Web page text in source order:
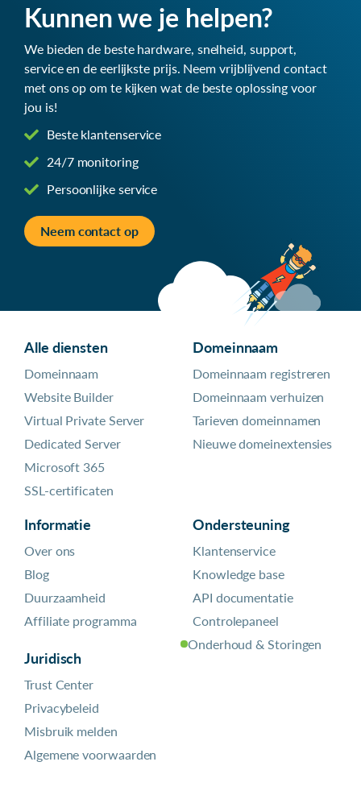
Kunnen we je helpen?
We bieden de beste hardware, snelheid, support,
service en de eerlijkste prijs. Neem vrijblijvend contact
met ons op om te kijken wat de beste oplossing voor
jou is!
Beste klantenservice
24/7 monitoring
Persoonlijke service
Neem contact op
Alle diensten
Domeinnaam
Website Builder
Virtual Private Server
Dedicated Server
Microsoft 365
SSL-certificaten
Domeinnaam
Domeinnaam registreren
Domeinnaam verhuizen
Tarieven domeinnamen
Nieuwe domeinextensies
Informatie
Over ons
Blog
Duurzaamheid
Affiliate programma
Juridisch
Trust Center
Privacybeleid
Misbruik melden
Algemene voorwaarden
Ondersteuning
Klantenservice
Knowledge base
API documentatie
Controlepaneel
Onderhoud & Storingen